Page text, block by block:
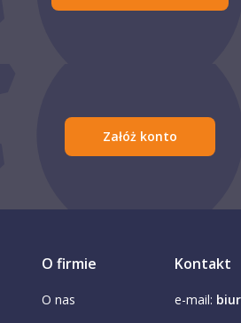
Załóż konto
O firmie
O nas
Kontakt
e-mail: